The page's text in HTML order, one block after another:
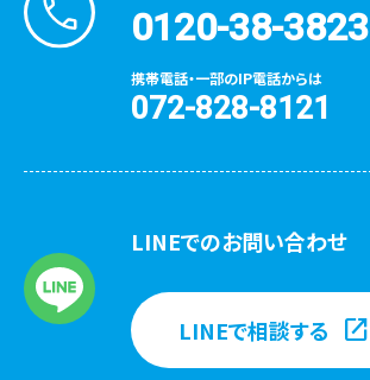
0120-38-3823
携帯電話・一部のIP電話からは
072-828-8121
LINEでのお問い合わせ
LINEで相談する